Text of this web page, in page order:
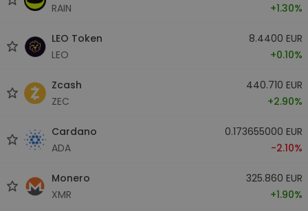
RAIN
+1.30%
LEO Token
LEO
8.4400 EUR
+0.10%
Zcash
ZEC
440.710 EUR
+2.90%
Cardano
ADA
0.173655000 EUR
-2.10%
Monero
XMR
325.860 EUR
+1.90%